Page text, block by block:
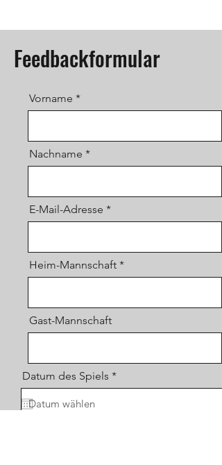
Feedbackformular
Vorname
Nachname
E-Mail-Adresse
Heim-Mannschaft
Gast-Mannschaft
Datum des Spiels *r
e